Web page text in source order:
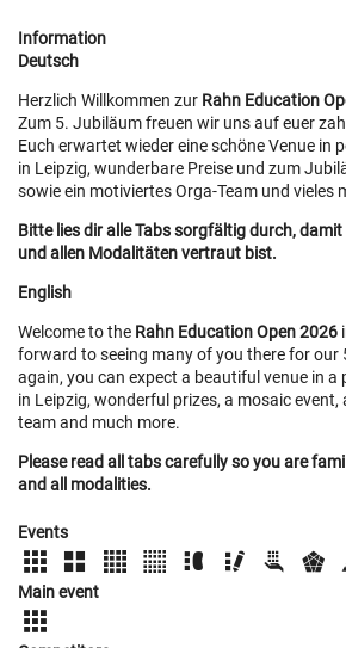
Information
Deutsch
Herzlich Willkommen zur Rahn Education
Zum 5. Jubiläum freuen wir uns auf euer
Euch erwartet wieder eine schöne Venue in
in Leipzig, wunderbare Preise und zum
sowie ein motiviertes Orga-Team und vieles
Bitte lies dir alle Tabs sorgfältig durch,
und allen Modalitäten vertraut bist.
English
Welcome to the Rahn Education Open 2026
forward to seeing many of you there for our
again, you can expect a beautiful venue in
in Leipzig, wonderful prizes, a mosaic
team and much more.
Please read all tabs carefully so you are
and all modalities.
Events
Main event